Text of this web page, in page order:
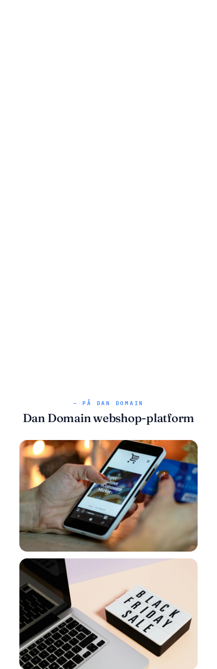
— PÅ DAN DOMAIN
Dan Domain webshop-platform